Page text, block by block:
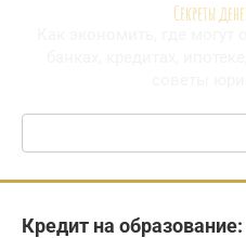
Секреты
Поиск:
Кредит на